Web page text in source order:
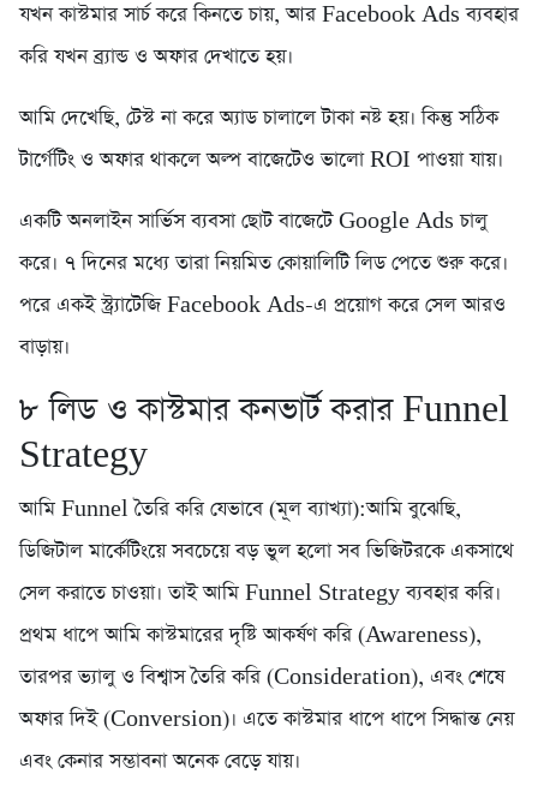
যখন কাস্টমার সার্চ করে কিনতে চায়, আর Facebook Ads ব্যবহার
করি যখন ব্র্যান্ড ও অফার দেখাতে হয়।
আমি দেখেছি, টেস্ট না করে অ্যাড চালালে টাকা নষ্ট হয়। কিন্তু সঠিক
টার্গেটিং ও অফার থাকলে অল্প বাজেটেও ভালো ROI পাওয়া যায়।
একটি অনলাইন সার্ভিস ব্যবসা ছোট বাজেটে Google Ads চালু
করে। ৭ দিনের মধ্যে তারা নিয়মিত কোয়ালিটি লিড পেতে শুরু করে।
পরে একই স্ট্র্যাটেজি Facebook Ads-এ প্রয়োগ করে সেল আরও
বাড়ায়।
৮️ লিড ও কাস্টমার কনভার্ট করার Funnel
Strategy
আমি Funnel তৈরি করি যেভাবে (মূল ব্যাখ্যা):আমি বুঝেছি,
ডিজিটাল মার্কেটিংয়ে সবচেয়ে বড় ভুল হলো সব ভিজিটরকে একসাথে
সেল করাতে চাওয়া। তাই আমি Funnel Strategy ব্যবহার করি।
প্রথম ধাপে আমি কাস্টমারের দৃষ্টি আকর্ষণ করি (Awareness),
তারপর ভ্যালু ও বিশ্বাস তৈরি করি (Consideration), এবং শেষে
অফার দিই (Conversion)। এতে কাস্টমার ধাপে ধাপে সিদ্ধান্ত নেয়
এবং কেনার সম্ভাবনা অনেক বেড়ে যায়।